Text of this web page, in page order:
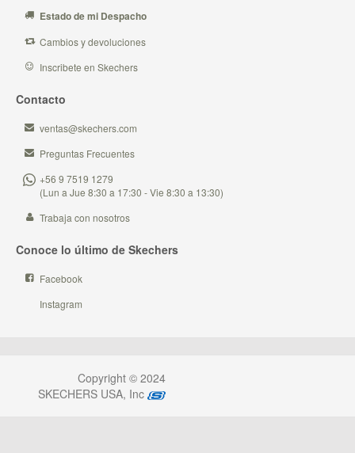
Estado de mi Despacho
Cambios y devoluciones
Inscribete en Skechers
Contacto
ventas@skechers.com
Preguntas Frecuentes
+56 9 7519 1279
(Lun a Jue 8:30 a 17:30 - Vie 8:30 a 13:30)
Trabaja con nosotros
Conoce lo último de Skechers
Facebook
Instagram
Copyright © 2024
SKECHERS USA, Inc